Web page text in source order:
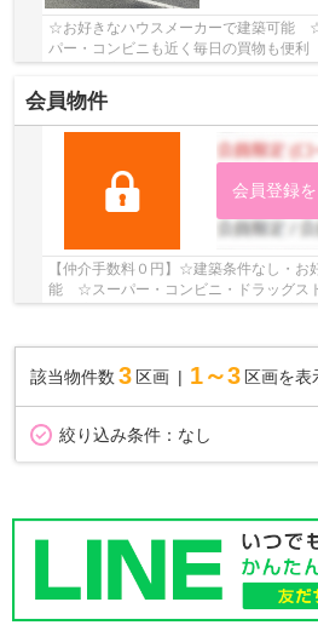
☆お好きなハウスメーカーで建築可
パー・コンビニも近く毎日の買物も便
会員物件
会員登録
【仲介手数料０円】☆建築条件なし・お
能 ☆スーパー・コンビニ・ドラッグス
☆経済的な都市ガス設備 ☆閑静な住宅
該当物件数 3 区画 1～3 区画を表
絞り込み条件： なし